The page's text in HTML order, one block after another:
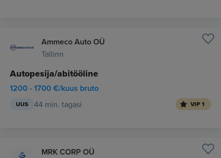
Ammeco Auto OÜ
Tallinn
Autopesija/abitööline
1200 - 1700 €/kuus bruto
UUS 44 min. tagasi VIP 1
MRK CORP OÜ